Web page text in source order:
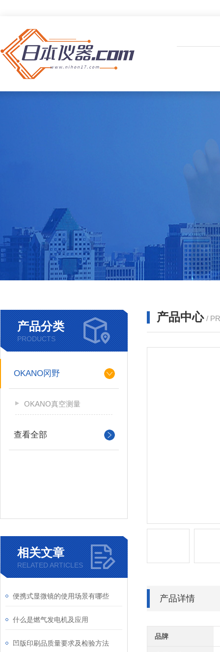
产品分类
PRODUCTS
OKANO冈野
OKANO真空测量
查看全部
相关文章
RELATED ARTICLES
便携式显微镜的使用场景有哪些
什么是燃气发电机及应用
凹版印刷品质量要求及检验方法
产品中心 /
产品详情
品牌